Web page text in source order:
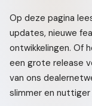
Op deze pagina
updates, nieuwe
ontwikkelingen. Of
een grote release
van ons
slimmer en